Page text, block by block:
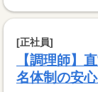
[正社員]
【調理師】
名体制の安